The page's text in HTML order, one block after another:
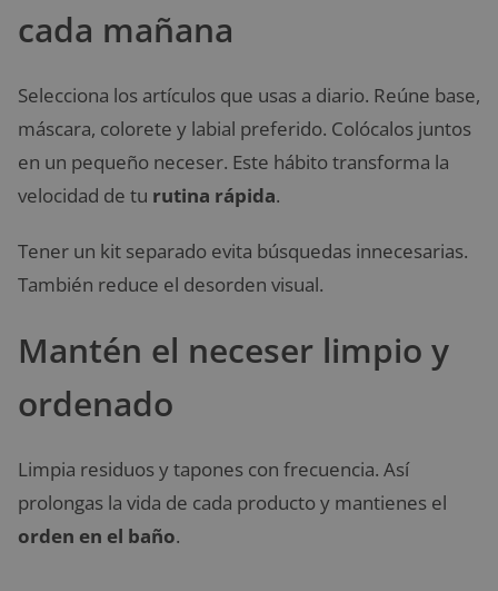
cada mañana
Selecciona los artículos que usas a diario. Reúne base,
máscara, colorete y labial preferido. Colócalos juntos
en un pequeño neceser. Este hábito transforma la
velocidad de tu rutina rápida.
Tener un kit separado evita búsquedas innecesarias.
También reduce el desorden visual.
Mantén el neceser limpio y
ordenado
Limpia residuos y tapones con frecuencia. Así
prolongas la vida de cada producto y mantienes el
orden en el baño.